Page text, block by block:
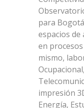
para
espacios
en
mismo,
impresión
Energía,